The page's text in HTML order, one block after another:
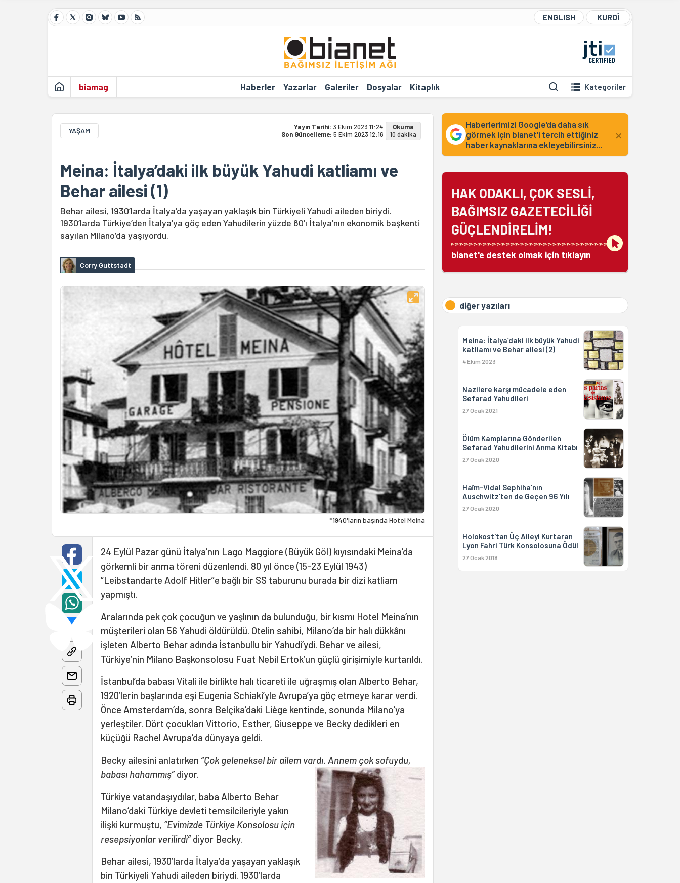
ENGLISH KURDÎ
biamag Haberler Yazarlar Galeriler Dosyalar Kitaplık Kategoriler
YAŞAM Yayın Tarihi: 3 Ekim 2023 11:24
Son Güncelleme: 5 Ekim 2023 12:16
Okuma
10 dakika
Meina: İtalya’daki ilk büyük Yahudi katliamı ve
Behar ailesi (1)
Behar ailesi, 1930’larda İtalya’da yaşayan yaklaşık bin Türkiyeli Yahudi aileden biriydi.
1930’larda Türkiye’den İtalya’ya göç eden Yahudilerin yüzde 60’ı İtalya’nın ekonomik başkenti
sayılan Milano’da yaşıyordu.
Corry Guttstadt
*1940'ların başında Hotel Meina
24 Eylül Pazar günü İtalya’nın Lago Maggiore (Büyük Göl) kıyısındaki Meina’da
görkemli bir anma töreni düzenlendi. 80 yıl önce (15-23 Eylül 1943)
“Leibstandarte Adolf Hitler”e bağlı bir SS taburunu burada bir dizi katliam
yapmıştı.
Aralarında pek çok çocuğun ve yaşlının da bulunduğu, bir kısmı Hotel Meina’nın
müşterileri olan 56 Yahudi öldürüldü. Otelin sahibi, Milano’da bir halı dükkânı
işleten Alberto Behar adında İstanbullu bir Yahudi’ydi. Behar ve ailesi,
Türkiye’nin Milano Başkonsolosu Fuat Nebil Ertok’un güçlü girişimiyle kurtarıldı.
İstanbul’da babası Vitali ile birlikte halı ticareti ile uğraşmış olan Alberto Behar,
1920’lerin başlarında eşi Eugenia Schiaki’yle Avrupa’ya göç etmeye karar verdi.
Önce Amsterdam’da, sonra Belçika’daki Liège kentinde, sonunda Milano’ya
yerleştiler. Dört çocukları Vittorio, Esther, Giuseppe ve Becky dedikleri en
küçüğü Rachel Avrupa’da dünyaya geldi.
Becky ailesini anlatırken “Çok geleneksel bir ailem vardı. Annem çok sofuydu,
babası hahammış”diyor.
Türkiye vatandaşıydılar, baba Alberto Behar
Milano’daki Türkiye devleti temsilcileriyle yakın
ilişki kurmuştu, “Evimizde Türkiye Konsolosu için
resepsiyonlar verilirdi”diyor Becky.
Behar ailesi, 1930’larda İtalya’da yaşayan yaklaşık
bin Türkiyeli Yahudi aileden biriydi. 1930’larda
Haberlerimizi Google'da daha sık
görmek için bianet'i tercih ettiğiniz
haber kaynaklarına ekleyebilirsiniz...
×
HAK ODAKLI, ÇOK SESLİ,
BAĞIMSIZ GAZETECİLİĞİ
GÜÇLENDİRELİM!
bianet'e destek olmak için tıklayın
diğer yazıları
Meina: İtalya’daki ilk büyük Yahudi
katliamı ve Behar ailesi (2)
4 Ekim 2023
Nazilere karşı mücadele eden
Sefarad Yahudileri
27 Ocak 2021
Ölüm Kamplarına Gönderilen
Sefarad Yahudilerini Anma Kitabı
27 Ocak 2020
Haïm-Vidal Sephiha'nın
Auschwitz'ten de Geçen 96 Yılı
27 Ocak 2020
Holokost'tan Üç Aileyi Kurtaran
Lyon Fahri Türk Konsolosuna Ödül
27 Ocak 2018